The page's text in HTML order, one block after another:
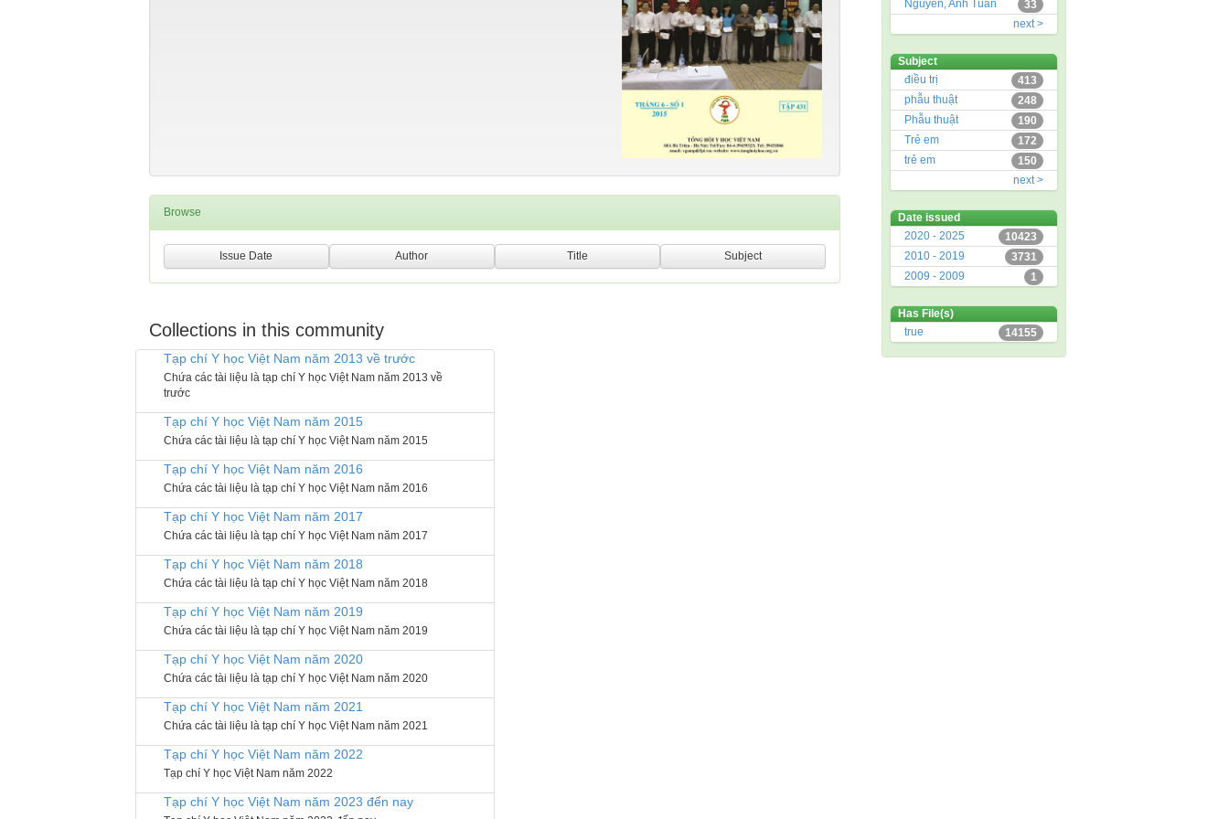
Browse
Collections in this community
Tạp chí Y học Việt Nam năm 2013 về trước
Chứa các tài liệu là tạp chí Y học Việt Nam năm 2013 về
trước
Tạp chí Y học Việt Nam năm 2015
Chứa các tài liệu là tạp chí Y học Việt Nam năm 2015
Tạp chí Y học Việt Nam năm 2016
Chứa các tài liệu là tạp chí Y học Việt Nam năm 2016
Tạp chí Y học Việt Nam năm 2017
Chứa các tài liệu là tạp chí Y học Việt Nam năm 2017
Tạp chí Y học Việt Nam năm 2018
Chứa các tài liệu là tạp chí Y học Việt Nam năm 2018
Tạp chí Y học Việt Nam năm 2019
Chứa các tài liệu là tạp chí Y học Việt Nam năm 2019
Tạp chí Y học Việt Nam năm 2020
Chứa các tài liệu là tạp chí Y học Việt Nam năm 2020
Tạp chí Y học Việt Nam năm 2021
Chứa các tài liệu là tạp chí Y học Việt Nam năm 2021
Tạp chí Y học Việt Nam năm 2022
Tạp chí Y học Việt Nam năm 2022
Tạp chí Y học Việt Nam năm 2023 đến nay
33
Nguyễn, Anh Tuấn
next >
Subject
413
điều trị
248
phẫu thuật
190
Phẫu thuật
172
Trẻ em
150
trẻ em
next >
Date issued
10423
2020 - 2025
3731
2010 - 2019
1
2009 - 2009
Has File(s)
14155
true